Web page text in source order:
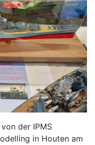
der IPMS
in Houten am